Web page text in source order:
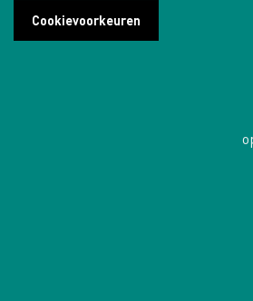
Cookievoorkeuren
via